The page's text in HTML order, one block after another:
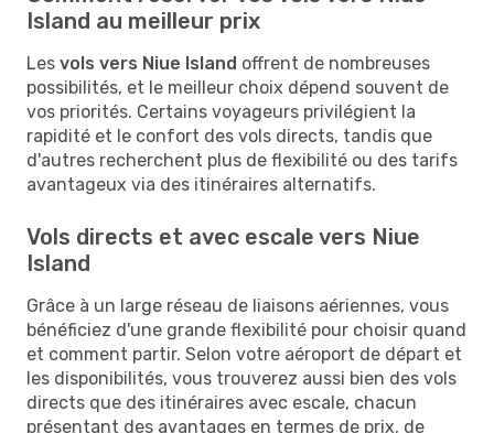
Island au meilleur prix
Les vols vers Niue Island offrent de nombreuses
possibilités, et le meilleur choix dépend souvent de
vos priorités. Certains voyageurs privilégient la
rapidité et le confort des vols directs, tandis que
d'autres recherchent plus de flexibilité ou des tarifs
avantageux via des itinéraires alternatifs.
Vols directs et avec escale vers Niue
Island
Grâce à un large réseau de liaisons aériennes, vous
bénéficiez d'une grande flexibilité pour choisir quand
et comment partir. Selon votre aéroport de départ et
les disponibilités, vous trouverez aussi bien des vols
directs que des itinéraires avec escale, chacun
présentant des avantages en termes de prix, de